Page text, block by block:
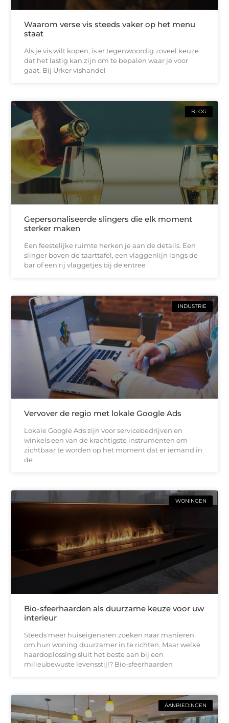
Waarom verse vis steeds vaker op het menu
staat
Als je vis wilt kopen, is er tegenwoordig zoveel keuze
dat het lastig kan zijn om te bepalen waar je voor
gaat. Bij Urker vishandel
BLOG
Gepersonaliseerde slingers die elk moment
sterker maken
Een feestelijke ruimte herken je aan de details. Een
slinger boven de taarttafel, een vlaggenlijn langs de
bar of een rij vlaggetjes bij de entree
INDUSTRIE
Vervover de regio met lokale Google Ads
Lokale Google Ads zijn voor servicebedrijven en
winkels een van de krachtigste instrumenten om
zichtbaar te worden op het moment dat er iemand in
de
WONINGEN
Bio-sfeerhaarden als duurzame keuze voor uw
interieur
Steeds meer huiseigenaren zoeken naar manieren
om hun woning duurzamer in te richten. Maar welke
haardoplossing sluit het beste aan bij een
milieubewuste levensstijl? Bio-sfeerhaarden
AANBIEDINGEN